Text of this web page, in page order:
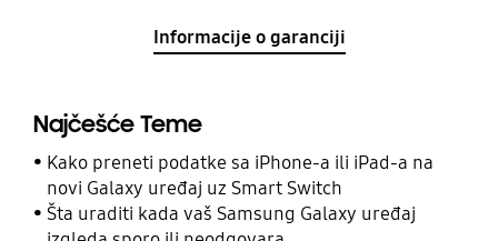
Informacije o garanciji
Najčešće Teme
Kako preneti podatke sa iPhone-a ili iPad-a na
novi Galaxy uređaj uz Smart Switch
Šta uraditi kada vaš Samsung Galaxy uređaj